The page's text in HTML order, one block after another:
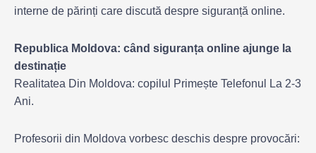
interne de părinți care discută despre siguranță online.
Republica Moldova: când siguranța online ajunge la
destinație
Realitatea Din Moldova: copilul Primește Telefonul La 2-3
Ani.
Profesorii din Moldova vorbesc deschis despre provocări: